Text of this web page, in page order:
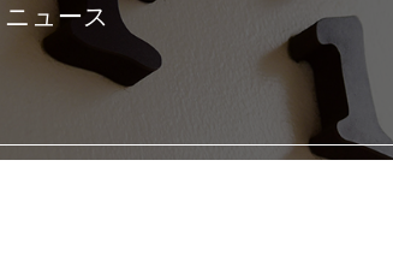
ニュース